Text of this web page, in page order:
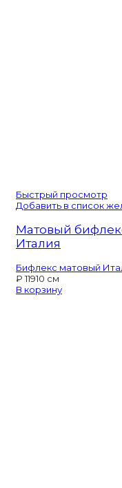
Быстрый просмотр
Добавить в список
Матовый
Италия
Бифлекс матовый
₽ 11910 см
В корзину